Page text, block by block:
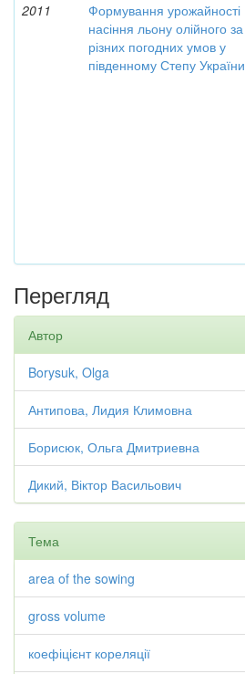
2011
Формування урожайності
насіння льону олійного за
різних погодних умов у
південному Степу України
Перегляд
Автор
Borysuk, Olga
Антипова, Лидия Климовна
Борисюк, Ольга Дмитриевна
Дикий, Віктор Васильович
Тема
area of the sowing
gross volume
коефіцієнт кореляції